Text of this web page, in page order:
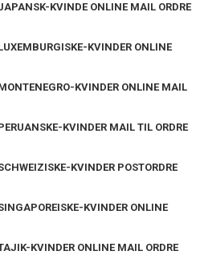
KVINDE ONLINE MAIL ORDRE
KVINDER ONLINE
KVINDER ONLINE MAIL
KVINDER MAIL TIL ORDRE
KVINDER POSTORDRE
KVINDER ONLINE
KVINDER ONLINE MAIL ORDRE